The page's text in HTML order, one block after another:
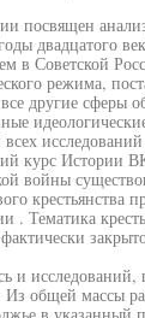
посвящен
двадцатого
в Советской
режима,
другие сферы
курс Истории
войны
крестьянства
. Тематика
и
Из общей массы